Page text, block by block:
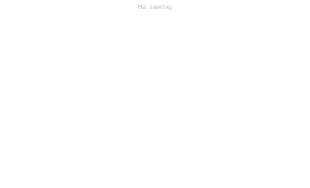
На замітку